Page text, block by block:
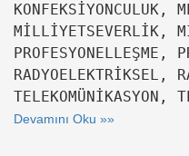
KONFEKSİYONCULUK,
MİLLİYETSEVERLİK,
PROFESYONELLEŞME,
RADYOELEKTRİKSEL,
TELEKOMÜNİKASYON,
Devamını Oku »»